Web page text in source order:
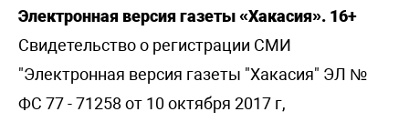
Электронная версия газеты «Хакасия». 16+
Свидетельство о регистрации СМИ
"Электронная версия газеты "Хакасия" ЭЛ №
ФС 77 - 71258 от 10 октября 2017 г,